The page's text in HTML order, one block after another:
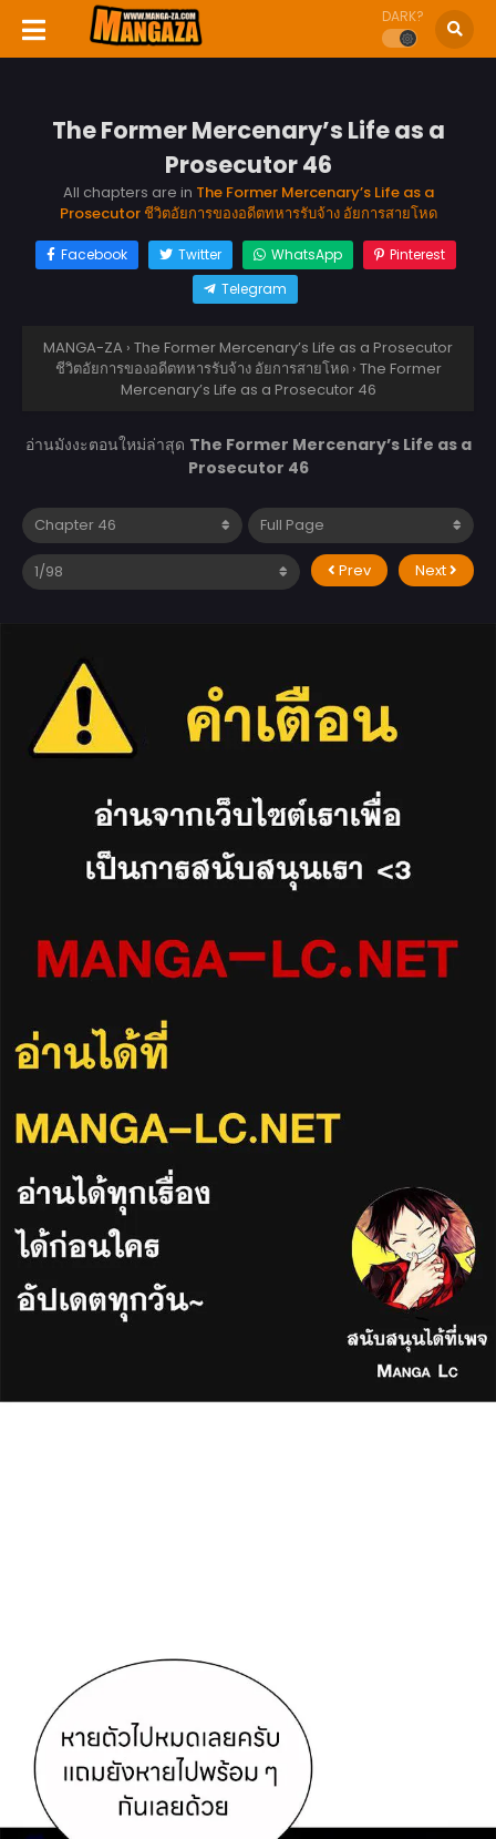
DARK?
The Former Mercenary’s Life as a
Prosecutor 46
All chapters are in The Former Mercenary’s Life as a
Prosecutor ชีวิตอัยการของอดีตทหารรับจ้าง อัยการสายโหด
Facebook Twitter WhatsApp
Pinterest
Telegram
MANGA-ZA › The Former Mercenary’s Life as a Prosecutor
ชีวิตอัยการของอดีตทหารรับจ้าง อัยการสายโหด › The Former
Mercenary’s Life as a Prosecutor 46
อ่านมังงะตอนใหม่ล่าสุด The Former Mercenary’s Life as a
Prosecutor 46
Prev Next